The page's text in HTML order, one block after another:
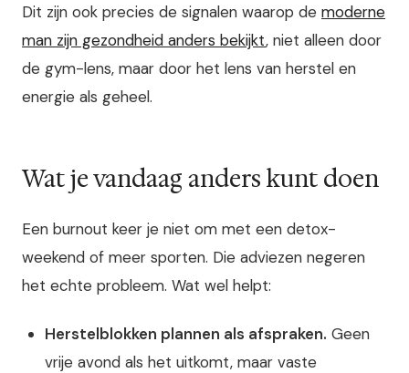
Dit zijn ook precies de signalen waarop de moderne
man zijn gezondheid anders bekijkt, niet alleen door
de gym-lens, maar door het lens van herstel en
energie als geheel.
Wat je vandaag anders kunt doen
Een burnout keer je niet om met een detox-
weekend of meer sporten. Die adviezen negeren
het echte probleem. Wat wel helpt:
Herstelblokken plannen als afspraken. Geen
vrije avond als het uitkomt, maar vaste